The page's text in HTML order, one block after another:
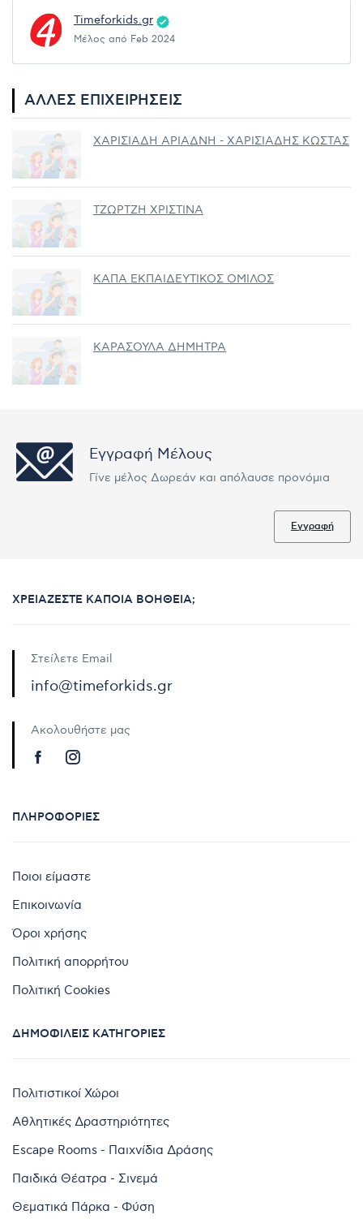
Timeforkids.gr
Μέλος από Feb 2024
ΆΛΛΕΣ ΕΠΙΧΕΙΡΉΣΕΙΣ
ΧΑΡΙΣΙΑΔΗ ΑΡΙΑΔΝΗ - ΧΑΡΙΣΙΑΔΗΣ ΚΩΣΤΑΣ
ΤΖΩΡΤΖΗ ΧΡΙΣΤΙΝΑ
ΚΑΠΑ ΕΚΠΑΙΔΕΥΤΙΚΟΣ ΟΜΙΛΟΣ
ΚΑΡΑΣΟΥΛΑ ΔΗΜΗΤΡΑ
Εγγραφή Μέλους
Γίνε μέλος Δωρεάν και απόλαυσε προνόμια
Εγγραφή
ΧΡΕΙΆΖΕΣΤΕ ΚΆΠΟΙΑ ΒΟΉΘΕΙΑ;
Στείλετε Email
info@timeforkids.gr
Ακολουθήστε μας
ΠΛΗΡΟΦΟΡΊΕΣ
Ποιοι είμαστε
Επικοινωνία
Όροι χρήσης
Πολιτική απορρήτου
Πολιτική Cookies
ΔΗΜΟΦΙΛΕΊΣ ΚΑΤΗΓΟΡΊΕΣ
Πολιτιστικοί Χώροι
Αθλητικές Δραστηριότητες
Escape Rooms - Παιχνίδια Δράσης
Παιδικά Θέατρα - Σινεμά
Θεματικά Πάρκα - Φύση